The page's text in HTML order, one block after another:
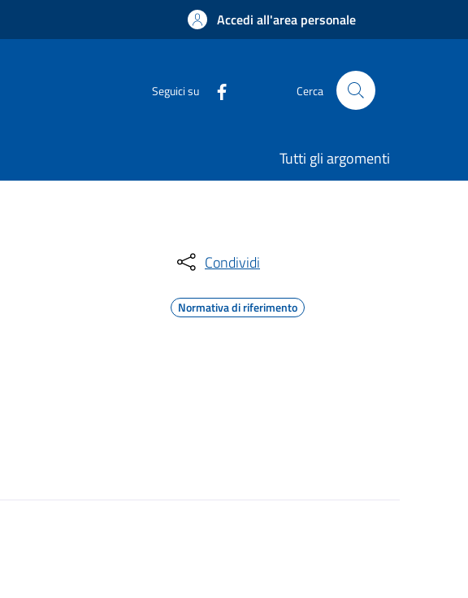
Accedi all'area personale
Seguici su Cerca
Tutti gli argomenti
Condividi
Normativa di riferimento